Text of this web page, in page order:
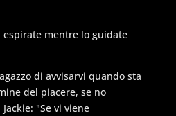
espirate mentre lo guidate
di avvisarvi quando sta
del piacere, se no
"Se vi viene